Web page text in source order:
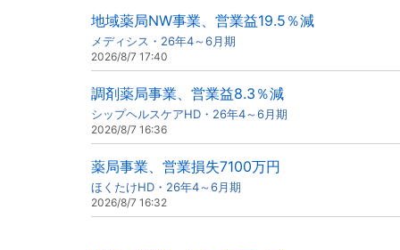
地域薬局NW事業、営業益19.5％減
メディシス・26年4～6月期
2026/8/7 17:40
調剤薬局事業、営業益8.3％減
シップヘルスケアHD・26年4～6月期
2026/8/7 16:36
薬局事業、営業損失7100万円
ほくたけHD・26年4～6月期
2026/8/7 16:32